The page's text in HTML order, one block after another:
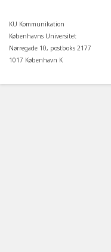
KU Kommunikation
Københavns Universitet
Nørregade 10, postboks 2177
1017 København K